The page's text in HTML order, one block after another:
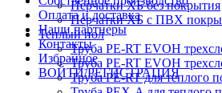
Перчатки ХБ без покрытия
Перчатки ХБ с ПВХ
Теплый пол
Труба PE-RT EVOH
Труба PE-RT EVOH
Труба PE-RT для теплого
Оплата и доставка
Наши партнеры
Контакты
Избранное
ВОЙТИ/РЕГИСТРАЦИЯ